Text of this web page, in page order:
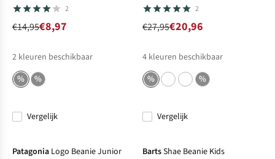
2
€14,95€8,97
2 kleuren beschikbaar
%
%
Vergelijk
2
€27,95€20,96
4 kleuren beschikbaar
%
%
Vergelijk
Patagonia Logo Beanie Junior BartsShae Beanie Kids